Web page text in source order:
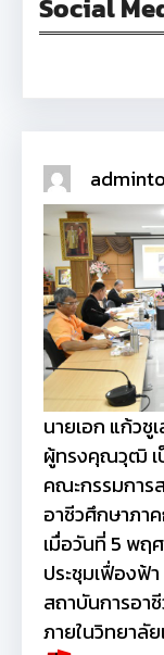
Social
นายเอก แก้วชู
ผู้ทรงคุณวุฒิ เ
คณะกรรมการ
อาชีวศึกษาภา
เมื่อวันที่ 5 พฤ
ประชุมเฟื่องฟ้
สถาบันการอา
ภายในวิทยาลั